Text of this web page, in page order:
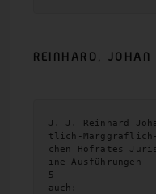
REINHARD, JOHAN
J. J. Reinhard
tlich-Marggräflich-
chen Hofrates
ine Ausführungen
5
auch: